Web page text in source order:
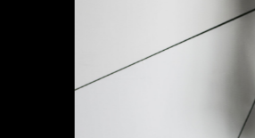
Caro